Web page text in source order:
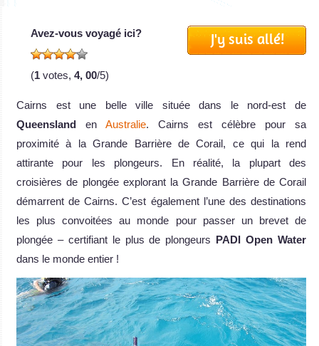
J'y suis allé!
Avez-vous voyagé ici?
(1 votes, 4, 00/5)
Cairns est une belle ville située dans le nord-est de
Queensland en Australie. Cairns est célèbre pour sa
proximité à la Grande Barrière de Corail, ce qui la rend
attirante pour les plongeurs. En réalité, la plupart des
croisières de plongée explorant la Grande Barrière de Corail
démarrent de Cairns. C’est également l’une des destinations
les plus convoitées au monde pour passer un brevet de
plongée – certifiant le plus de plongeurs PADI Open Water
dans le monde entier !